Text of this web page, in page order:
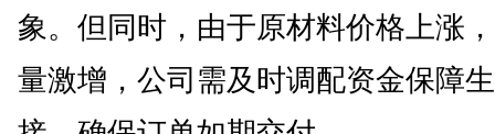
象。但同时，由于原材料价格上涨
量激增，公司需及时调配资金保障